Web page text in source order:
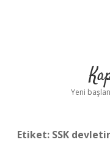
Yeni
Etiket: SSK